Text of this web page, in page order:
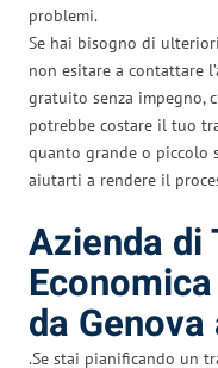
problemi.
Se hai bisogno di
non esitare a contattare
gratuito senza impegno,
potrebbe costare il tuo
quanto grande o piccolo
aiutarti a rendere il
Azienda di
da Genova
.Se stai pianificando un